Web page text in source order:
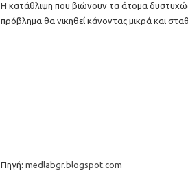
Η κατάθλιψη που βιώνουν τα άτομα
πρόβλημα θα νικηθεί κάνοντας μικρά και
Πηγή: medlabgr.blogspot.com